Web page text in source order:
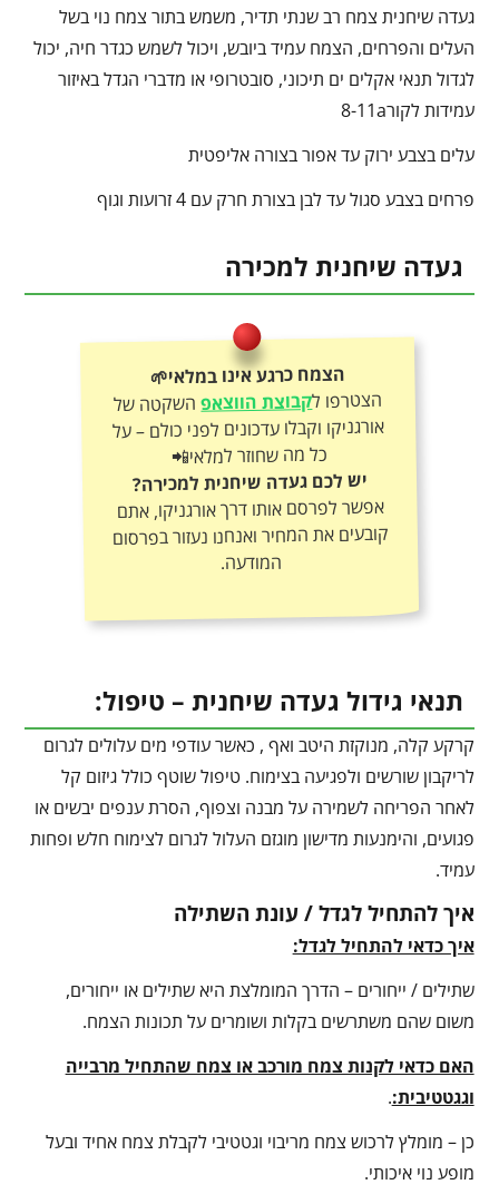
געדה שיחנית צמח רב שנתי תדיר, משמש בתור צמח נוי בשל
העלים והפרחים, הצמח עמיד ביובש, ויכול לשמש כגדר חיה, יכול
לגדול תנאי אקלים ים תיכוני, סובטרופי או מדברי הגדל באיזור
עמידות לקור8-11a
עלים בצבע ירוק עד אפור בצורה אליפטית
פרחים בצבע סגול עד לבן בצורת חרק עם 4 זרועות וגוף
געדה שיחנית למכירה
הצמח כרגע אינו במלאי🌱
הצטרפו לקבוצת הווצאפהשקטה של
אורגניקו וקבלו עדכונים לפני כולם – על
כל מה שחוזר למלאי📲
יש לכם געדה שיחנית למכירה?
אפשר לפרסם אותו דרך אורגניקו, אתם
קובעים את המחיר ואנחנו נעזור בפרסום
המודעה.
תנאי גידול געדה שיחנית – טיפול:
קרקע קלה, מנוקזת היטב ואף , כאשר עודפי מים עלולים לגרום
לריקבון שורשים ולפגיעה בצימוח. טיפול שוטף כולל גיזום קל
לאחר הפריחה לשמירה על מבנה וצפוף, הסרת ענפים יבשים או
פגועים, והימנעות מדישון מוגזם העלול לגרום לצימוח חלש ופחות
עמיד.
איך להתחיל לגדל / עונת השתילה
איך כדאי להתחיל לגדל:
שתילים / ייחורים – הדרך המומלצת היא שתילים או ייחורים,
משום שהם משתרשים בקלות ושומרים על תכונות הצמח.
האם כדאי לקנות צמח מורכב או צמח שהתחיל מרבייה
וגגטטיבית:.
כן – מומלץ לרכוש צמח מריבוי וגטטיבי לקבלת צמח אחיד ובעל
מופע נוי איכותי.